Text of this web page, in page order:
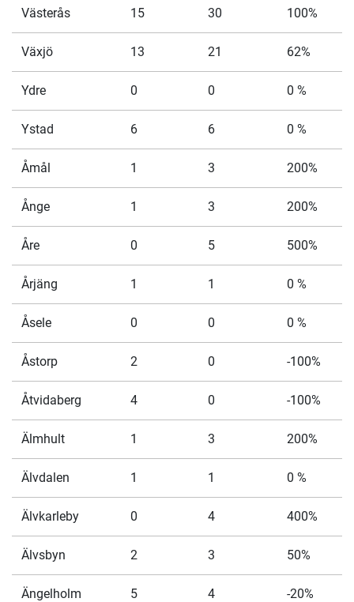
Västerås 15 30 100%
Växjö 13 21 62%
Ydre 0 0 0 %
Ystad 6 6 0 %
Åmål 1 3 200%
Ånge 1 3 200%
Åre 0 5 500%
Årjäng 1 1 0 %
Åsele 0 0 0 %
Åstorp 2 0 -100%
Åtvidaberg 4 0 -100%
Älmhult 1 3 200%
Älvdalen 1 1 0 %
Älvkarleby 0 4 400%
Älvsbyn 2 3 50%
Ängelholm 5 4 -20%